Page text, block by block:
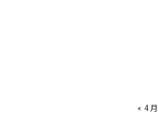
« 4月